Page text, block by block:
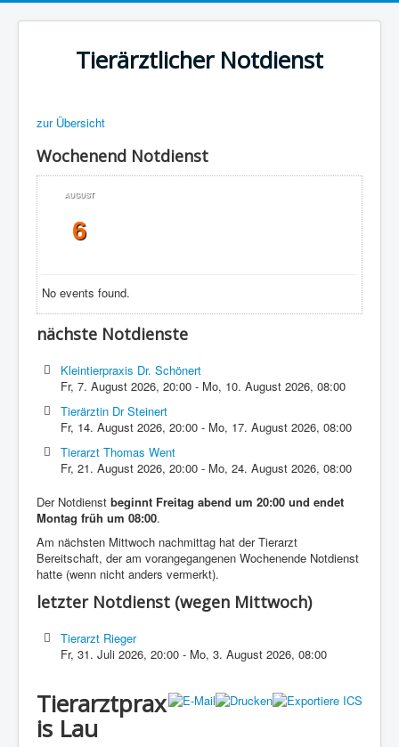
Tierärztlicher Notdienst
zur Übersicht
Wochenend Notdienst
AUGUST
6
No events found.
nächste Notdienste
Kleintierpraxis Dr. Schönert
Fr, 7. August 2026,20:00 - Mo, 10. August 2026,08:00
Tierärztin Dr Steinert
Fr, 14. August 2026,20:00 - Mo, 17. August 2026,08:00
Tierarzt Thomas Went
Fr, 21. August 2026,20:00 - Mo, 24. August 2026,08:00
Der Notdienst beginnt Freitag abend um 20:00 und endet
Montag früh um 08:00.
Am nächsten Mittwoch nachmittag hat der Tierarzt
Bereitschaft, der am vorangegangenen Wochenende Notdienst
hatte (wenn nicht anders vermerkt).
letzter Notdienst (wegen Mittwoch)
Tierarzt Rieger
Fr, 31. Juli 2026,20:00 - Mo, 3. August 2026,08:00
Tierarztprax
is Lau